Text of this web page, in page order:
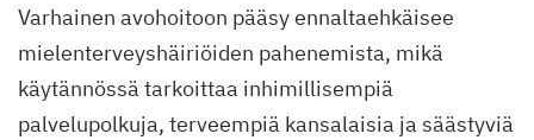
Varhainen avohoitoon pääsy ennaltaehkäisee
mielenterveyshäiriöiden pahenemista, mikä
käytännössä tarkoittaa inhimillisempiä
palvelupolkuja, terveempiä kansalaisia ja säästyviä